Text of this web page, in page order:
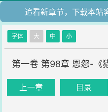
追看新章节，下载本站
字体 大 中 小
第一卷 第98章 恩怨-《
上一章 目录